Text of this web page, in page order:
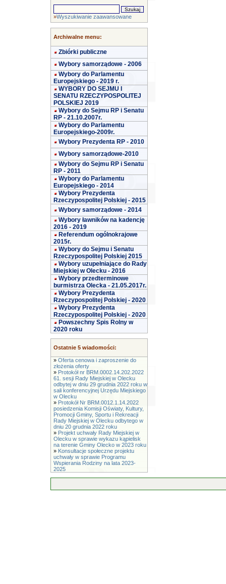
»Wyszukiwanie zaawansowane
Archiwalne menu:
Zbiórki publiczne
Wybory samorządowe - 2006
Wybory do Parlamentu
Europejskiego - 2019 r.
WYBORY DO SEJMU I
SENATU RZECZYPOSPOLITEJ
POLSKIEJ 2019
Wybory do Sejmu RP i Senatu
RP - 21.10.2007r.
Wybory do Parlamentu
Europejskiego-2009r.
Wybory Prezydenta RP - 2010
Wybory samorządowe-2010
Wybory do Sejmu RP i Senatu
RP - 2011
Wybory do Parlamentu
Europejskiego - 2014
Wybory Prezydenta
Rzeczypospolitej Polskiej - 2015
Wybory samorządowe - 2014
Wybory ławników na kadencję
2016 - 2019
Referendum ogólnokrajowe
2015r.
Wybory do Sejmu i Senatu
Rzeczypospolitej Polskiej 2015
Wybory uzupełniające do Rady
Miejskiej w Olecku - 2016
Wybory przedterminowe
burmistrza Olecka - 21.05.2017r.
Wybory Prezydenta
Rzeczypospolitej Polskiej - 2020
Wybory Prezydenta
Rzeczypospolitej Polskiej - 2020
Powszechny Spis Rolny w
2020 roku
Ostatnie 5 wiadomości:
» Oferta cenowa i zaproszenie do
złożenia oferty
» Protokół nr BRM.0002.14.202.2022
61. sesji Rady Miejskiej w Olecku
odbytej w dniu 29 grudnia 2022 roku w
sali konferencyjnej Urzędu Miejskiego
w Olecku
» Protokół Nr BRM.0012.1.14.2022
posiedzenia Komisji Oświaty, Kultury,
Promocji Gminy, Sportu i Rekreacji
Rady Miejskiej w Olecku odbytego w
dniu 20 grudnia 2022 roku
» Projekt uchwały Rady Miejskiej w
Olecku w sprawie wykazu kąpielisk
na terenie Gminy Olecko w 2023 roku
» Konsultacje społeczne projektu
uchwały w sprawie Programu
Wspierania Rodziny na lata 2023-
2025